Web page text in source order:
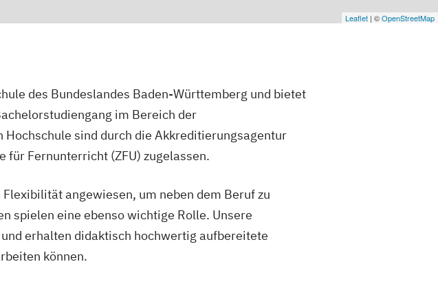
Leaflet | ©OpenStreetMap
des Bundeslandes Baden-Württemberg und bietet
im Bereich der
sind durch die Akkreditierungsagentur
für Fernunterricht (ZFU) zugelassen.
angewiesen, um neben dem Beruf zu
spielen eine ebenso wichtige Rolle. Unsere
erhalten didaktisch hochwertig aufbereitete
können.